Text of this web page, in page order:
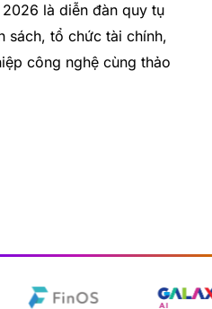
là diễn đàn quy tụ
sách, tổ chức tài chính,
công nghệ cùng thảo